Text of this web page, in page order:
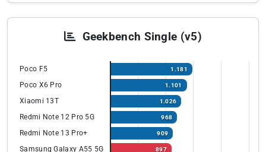
Geekbench Single (v5)
Poco F5 1.181
Poco X6 Pro 1.101
Xiaomi 13T 1.026
Redmi Note 12 Pro 5G 968
Redmi Note 13 Pro+ 909
Samsung Galaxy A55 5G 897